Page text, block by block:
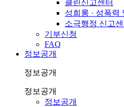
클린신고센터
성희롱 · 성폭력
소극행정 신고센
기부신청
FAQ
정보공개
정보공개
정보공개
정보공개